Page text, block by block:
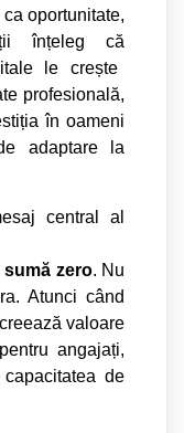
ca oportunitate,
ii înțeleg că
le crește
profesională,
ția în oameni
adaptare la
central al
sumă zero. Nu
Atunci când
ă valoare
angajați,
de